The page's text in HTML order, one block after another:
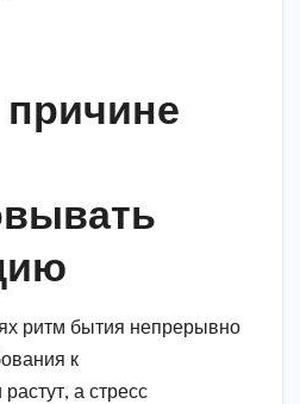
ритм бытия непрерывно
к
а стресс